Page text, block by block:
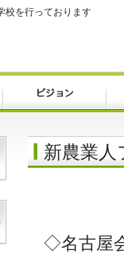
校を行っております
新農業人
◇名古屋